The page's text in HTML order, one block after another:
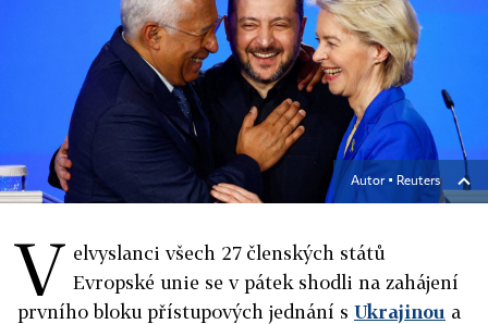
Autor ▪ Reuters
V elvyslanci všech 27 členských států
Evropské unie se v pátek shodli na zahájení
prvního bloku přístupových jednání s Ukrajinou a